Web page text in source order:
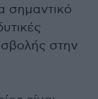
σημαντικό
στην